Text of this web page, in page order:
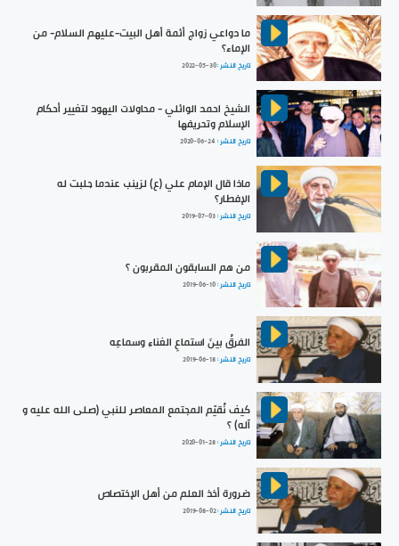
ما دواعي زواج أئمة أهل البيت-عليهم السلام- من
الإماء؟
تاريخ النشر :2022-05-30
الشيخ احمد الوائلي - محاولات اليهود لتغيير أحكام
الإسلام وتحريفها
تاريخ النشر : 2020-06-24
ماذا قال الإمام علي (ع) لزينب عندما جلبت له
الإفطار؟
تاريخ النشر :2019-07-03
من هم السابقون المقربون ؟
تاريخ النشر :2019-06-10
الفرقُ بينَ استماعِ الغناءِ وسماعِه
تاريخ النشر :2019-06-18
كيف نُقيّم المجتمع المعاصر للنبي (صلى الله عليه و
آله) ؟
تاريخ النشر :2020-01-28
ضرورة أخذ العلم من أهل الإختصاص
تاريخ النشر :2019-08-02